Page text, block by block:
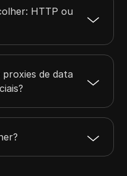
HTTP ou
de data